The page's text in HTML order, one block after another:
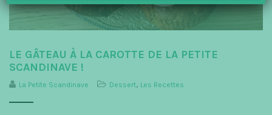
LE GÂTEAU À LA CAROTTE DE LA PETITE
SCANDINAVE !
La Petite Scandinave Dessert, Les Recettes